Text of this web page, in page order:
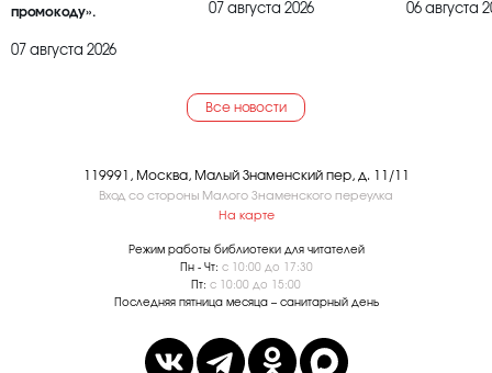
промокоду».
07 августа 2026
07 августа 2026 06 августа
Все новости
119991, Москва, Малый Знаменский пер, д. 11/11
Вход со стороны Малого Знаменского переулка
На карте
Режим работы библиотеки для читателей
Пн - Чт: с 10:00 до 17:30
Пт: с 10:00 до 15:00
Последняя пятница месяца – санитарный день